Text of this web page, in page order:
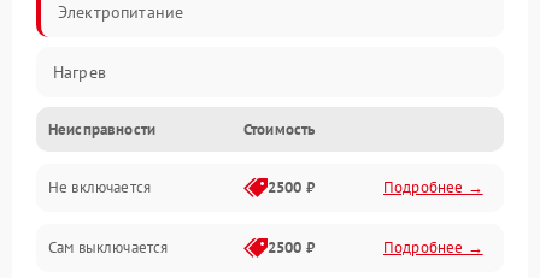
Электропитание
Нагрев
Неисправности Стоимость
Не включается 2500 ₽ Подробнее →
Сам выключается 2500 ₽ Подробнее →